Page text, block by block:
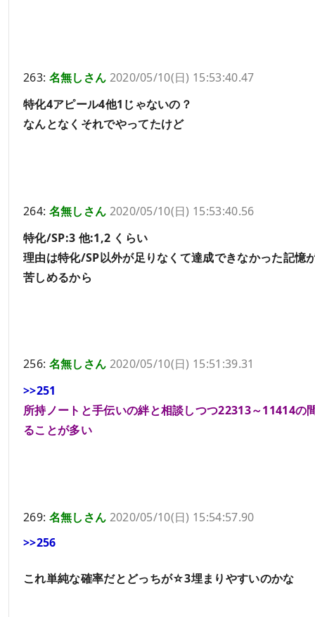
263: 名無しさん 2020/05/10(日) 15:53:40.47
特化4アピール4他1じゃないの？
なんとなくそれでやってたけど
264: 名無しさん 2020/05/10(日) 15:53:40.56
特化/SP:3 他:1,2 くらい
理由は特化/SP以外が足りなくて達成できなかった記憶
苦しめるから
256: 名無しさん 2020/05/10(日) 15:51:39.31
>>251
所持ノートと手伝いの絆と相談しつつ22313～11414の
ることが多い
269: 名無しさん 2020/05/10(日) 15:54:57.90
>>256
これ単純な確率だとどっちが☆3埋まりやすいのかな